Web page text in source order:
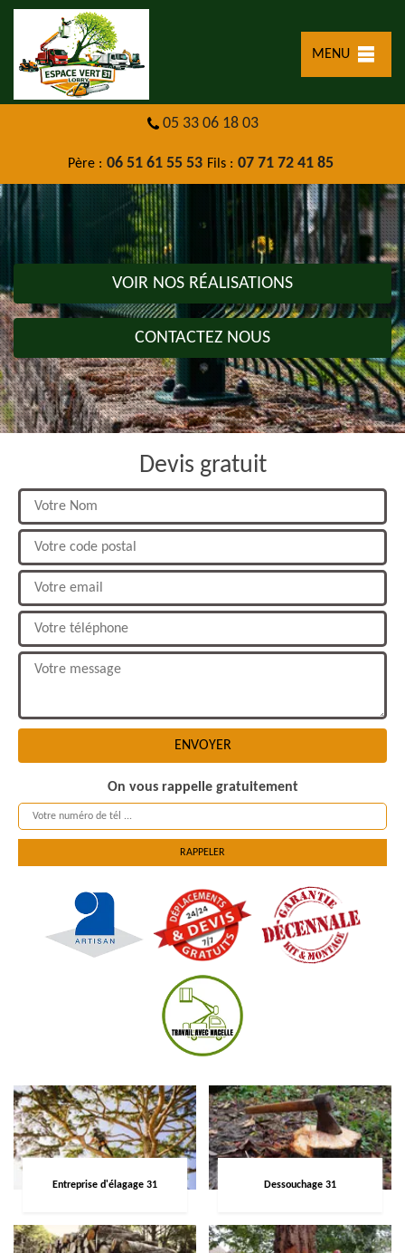
MENU
05 33 06 18 03
Père : 06 51 61 55 53 Fils : 07 71 72 41 85
VOIR NOS RÉALISATIONS
CONTACTEZ NOUS
Devis gratuit
On vous rappelle gratuitement
Entreprise d'élagage 31 Dessouchage 31